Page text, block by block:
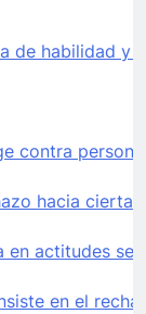
de habilidad y
contra
hacia
en actitudes
en el